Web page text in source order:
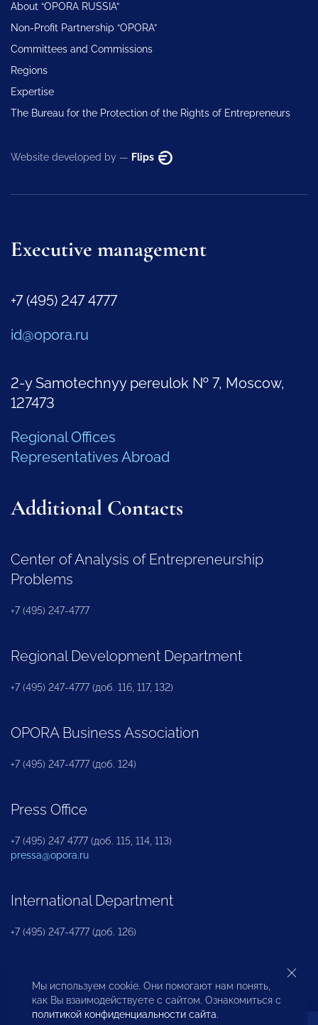
About “OPORA RUSSIA”
Non-Profit Partnership “OPORA”
Committees and Commissions
Regions
Expertise
The Bureau for the Protection of the Rights of Entrepreneurs
Website developed by — Flips
Executive management
+7 (495) 247 4777
id@opora.ru
2-y Samotechnyy pereulok № 7, Moscow,
127473
Regional Offices
Representatives Abroad
Additional Contacts
Center of Analysis of Entrepreneurship
Problems
+7 (495) 247-4777
Regional Development Department
+7 (495) 247-4777 (доб. 116, 117, 132)
OPORA Business Association
+7 (495) 247-4777 (доб. 124)
Press Office
+7 (495) 247 4777 (доб. 115, 114, 113)
pressa@opora.ru
International Department
+7 (495) 247-4777 (доб. 126)
Business and Investment Rights Protection
Department
Мы используем cookie. Они помогают нам понять,
как Вы взаимодействуете с сайтом. Ознакомиться с
политикой конфиденциальности сайта.